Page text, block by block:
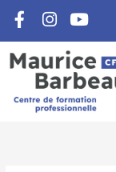
contenu
F
a
c
e
b
o
I
n
s
t
a
g
r
Y
o
u
t
u
b
e